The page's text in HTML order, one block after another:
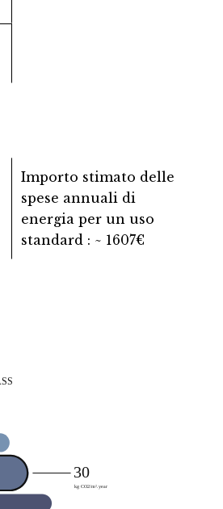
Importo stimato delle
spese annuali di
energia per un uso
standard : ~ 1607€